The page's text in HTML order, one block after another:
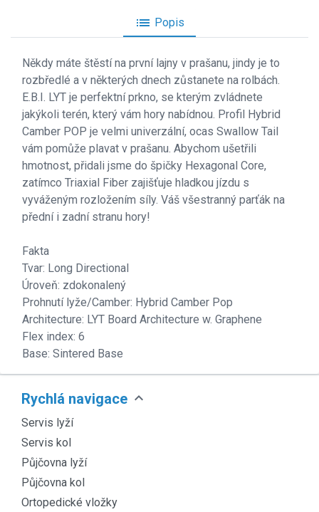
list Popis
Někdy máte štěstí na první lajny v prašanu, jindy je to
rozbředlé a v některých dnech zůstanete na rolbách.
E.B.I. LYT je perfektní prkno, se kterým zvládnete
jakýkoli terén, který vám hory nabídnou. Profil Hybrid
Camber POP je velmi univerzální, ocas Swallow Tail
vám pomůže plavat v prašanu. Abychom ušetřili
hmotnost, přidali jsme do špičky Hexagonal Core,
zatímco Triaxial Fiber zajišťuje hladkou jízdu s
vyváženým rozložením síly. Váš všestranný parťák na
přední i zadní stranu hory!
Fakta
Tvar: Long Directional
Úroveň: zdokonalený
Prohnutí lyže/Camber: Hybrid Camber Pop
Architecture: LYT Board Architecture w. Graphene
Flex index: 6
Base: Sintered Base
Rychlá navigace expand_more
Servis lyží
Servis kol
Půjčovna lyží
Půjčovna kol
Ortopedické vložky